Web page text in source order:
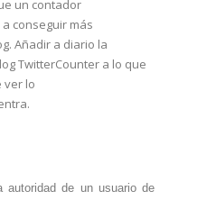
un contador
conseguir más
Añadir a diario la
TwitterCounter a lo que
ver lo
autoridad de un usuario de